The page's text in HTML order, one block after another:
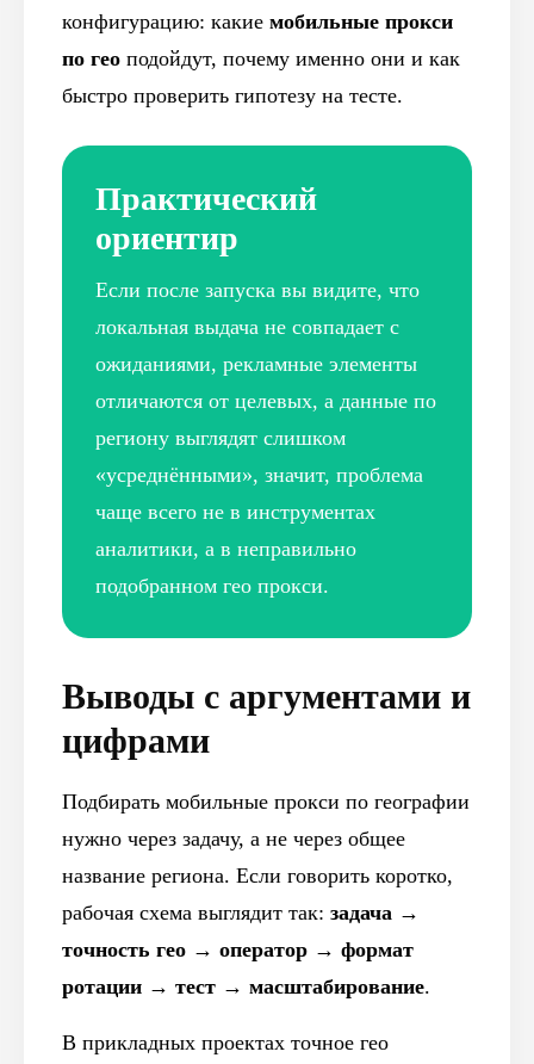
конфигурацию: какие мобильные прокси
по гео подойдут, почему именно они и как
быстро проверить гипотезу на тесте.
Практический
ориентир
Если после запуска вы видите, что
локальная выдача не совпадает с
ожиданиями, рекламные элементы
отличаются от целевых, а данные по
региону выглядят слишком
«усреднёнными», значит, проблема
чаще всего не в инструментах
аналитики, а в неправильно
подобранном гео прокси.
Выводы с аргументами и
цифрами
Подбирать мобильные прокси по географии
нужно через задачу, а не через общее
название региона. Если говорить коротко,
рабочая схема выглядит так: задача →
точность гео → оператор → формат
ротации → тест → масштабирование.
В прикладных проектах точное гео